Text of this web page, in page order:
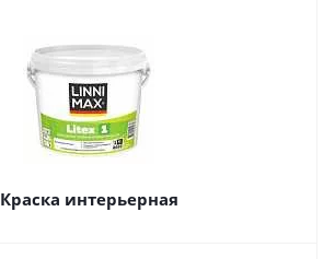
Краска интерьерная